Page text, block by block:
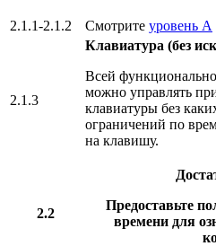
2.1.1-2.1.2 Смотрите уровень А
2.1.3
Клавиатура (без
Всей
можно управлять
клавиатуры без
ограничений по
на клавишу.
2.2
Предоставьте
времени для